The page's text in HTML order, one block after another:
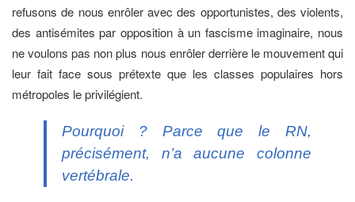
refusons de nous enrôler avec des opportunistes, des violents,
des antisémites par opposition à un fascisme imaginaire, nous
ne voulons pas non plus nous enrôler derrière le mouvement qui
leur fait face sous prétexte que les classes populaires hors
métropoles le privilégient.
Pourquoi ? Parce que le RN,
précisément, n’a aucune colonne
vertébrale.